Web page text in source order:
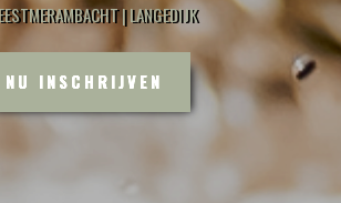
| LANGEDIJK
NU INSCHRIJVEN